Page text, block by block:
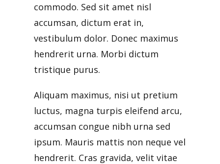
commodo. Sed sit amet nisl
accumsan, dictum erat in,
vestibulum dolor. Donec maximus
hendrerit urna. Morbi dictum
tristique purus.
Aliquam maximus, nisi ut pretium
luctus, magna turpis eleifend arcu,
accumsan congue nibh urna sed
ipsum. Mauris mattis non neque vel
hendrerit. Cras gravida, velit vitae